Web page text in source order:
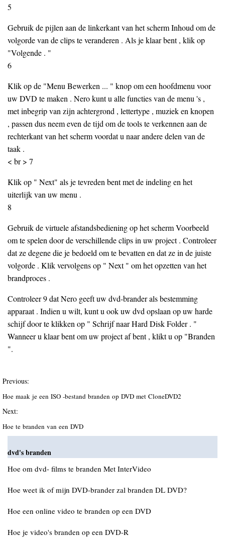
5
Gebruik de pijlen aan de linkerkant van het scherm Inhoud om de
volgorde van de clips te veranderen . Als je klaar bent , klik op
"Volgende . "
6
Klik op de "Menu Bewerken ... " knop om een hoofdmenu voor
uw DVD te maken . Nero kunt u alle functies van de menu 's ,
met inbegrip van zijn achtergrond , lettertype , muziek en knopen
, passen dus neem even de tijd om de tools te verkennen aan de
rechterkant van het scherm voordat u naar andere delen van de
taak .
< br > 7
Klik op " Next" als je tevreden bent met de indeling en het
uiterlijk van uw menu .
8
Gebruik de virtuele afstandsbediening op het scherm Voorbeeld
om te spelen door de verschillende clips in uw project . Controleer
dat ze degene die je bedoeld om te bevatten en dat ze in de juiste
volgorde . Klik vervolgens op " Next " om het opzetten van het
brandproces .
Controleer 9 dat Nero geeft uw dvd-brander als bestemming
apparaat . Indien u wilt, kunt u ook uw dvd opslaan op uw harde
schijf door te klikken op " Schrijf naar Hard Disk Folder . "
Wanneer u klaar bent om uw project af bent , klikt u op "Branden
".
Previous:
Hoe maak je een ISO -bestand branden op DVD met CloneDVD2
Next:
Hoe te branden van een DVD
dvd's branden
Hoe om dvd- films te branden Met InterVideo
Hoe weet ik of mijn DVD-brander zal branden DL DVD?
Hoe een online video te branden op een DVD
Hoe je video's branden op een DVD-R